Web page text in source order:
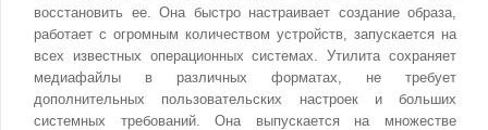
восстановить ее. Она быстро настраивает создание образа,
работает с огромным количеством устройств, запускается на
всех известных операционных системах. Утилита сохраняет
медиафайлы в различных форматах, не требует
дополнительных пользовательских настроек и больших
системных требований. Она выпускается на множестве